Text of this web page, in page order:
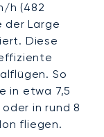
h (482
der Large
Diese
So
in etwa 7,5
in rund 8
fliegen.